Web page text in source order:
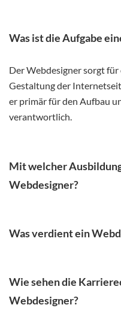
Was ist die Aufgabe
Der Webdesigner sorgt
Gestaltung der
er primär für den Aufbau
verantwortlich.
Mit welcher
Webdesigner?
Was verdient ein
Wie sehen die
Webdesigner?